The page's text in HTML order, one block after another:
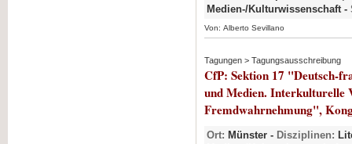
Medien-/Kulturwissenschaft -
Von: Alberto Sevillano
Tagungen > Tagungsausschreibung
CfP: Sektion 17 "Deutsch-
und Medien. Interkulturelle
Fremdwahrnehmung",
Ort: Münster - Disziplinen: